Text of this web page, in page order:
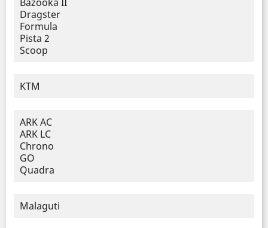
Dragster
Formula
Pista 2
Scoop
KTM
ARK AC
ARK LC
Chrono
GO
Quadra
Malaguti